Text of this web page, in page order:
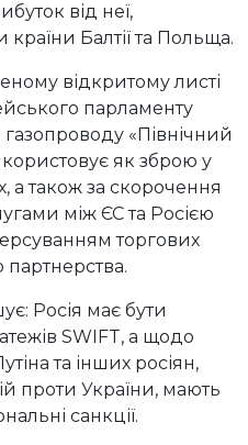
від неї,
Балтії та Польща.
відкритому листі
парламенту
«Північний
як зброю у
а також за скорочення
між ЄС та Росією
торгових
партнерства.
Росія має бути
SWIFT, а щодо
та інших росіян,
проти України, мають
санкції.